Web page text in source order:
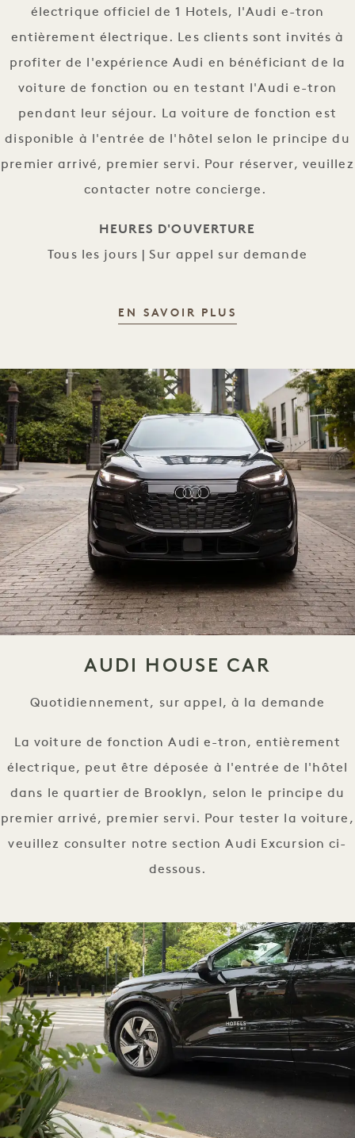
électrique officiel de 1 Hotels, l'Audi e-tron
entièrement électrique. Les clients sont invités à
profiter de l'expérience Audi en bénéficiant de la
voiture de fonction ou en testant l'Audi e-tron
pendant leur séjour. La voiture de fonction est
disponible à l'entrée de l'hôtel selon le principe du
premier arrivé, premier servi. Pour réserver, veuillez
contacter notre concierge.
HEURES D'OUVERTURE
Tous les jours | Sur appel sur demande
EN SAVOIR PLUS
AUDI HOUSE CAR
Quotidiennement, sur appel, à la demande
La voiture de fonction Audi e-tron, entièrement
électrique, peut être déposée à l'entrée de l'hôtel
dans le quartier de Brooklyn, selon le principe du
premier arrivé, premier servi. Pour tester la voiture,
veuillez consulter notre section Audi Excursion ci-
dessous.